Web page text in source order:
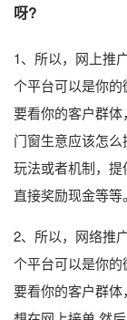
呀?
1、所以，网上推
个平台可以是你
要看你的客户群
门窗生意应该怎
玩法或者机制，
直接奖励现金等等。
2、所以，网络推
个平台可以是你
要看你的客户群